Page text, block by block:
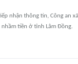
nhận thông tin, Công an
tiền ở tỉnh Lâm Đồng.